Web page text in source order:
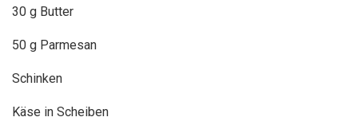
30 g Butter
50 g Parmesan
Schinken
Käse in Scheiben